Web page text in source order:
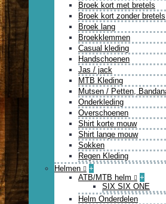
Broek kort met bretels
Broek kort zonder bretels
Broek lang
Broekklemmen
Casual kleding
Handschoenen
Jas / jack
MTB Kleding
Mutsen / Petten,
Onderkleding
Overschoenen
Shirt korte mouw
Shirt lange mouw
Sokken
Regen Kleding
Helmen
+
ATB/MTB helm
+
SIX SIX ONE
Helm Onderdelen